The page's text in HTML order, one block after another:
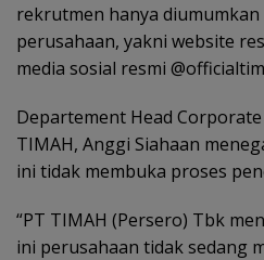
rekrutmen hanya
perusahaan, yakni website
media sosial resmi
Departement Head
TIMAH, Anggi Siahaan
ini tidak membuka proses
“PT TIMAH (Persero) Tbk
ini perusahaan tidak sedang